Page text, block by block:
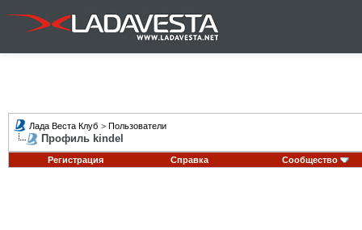
Лада Веста Клуб > Пользователи
Профиль kindel
Регистрация Справка Сообщество